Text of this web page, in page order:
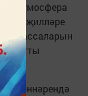
атмосфера
җилләре
массаларын
көннәрендә